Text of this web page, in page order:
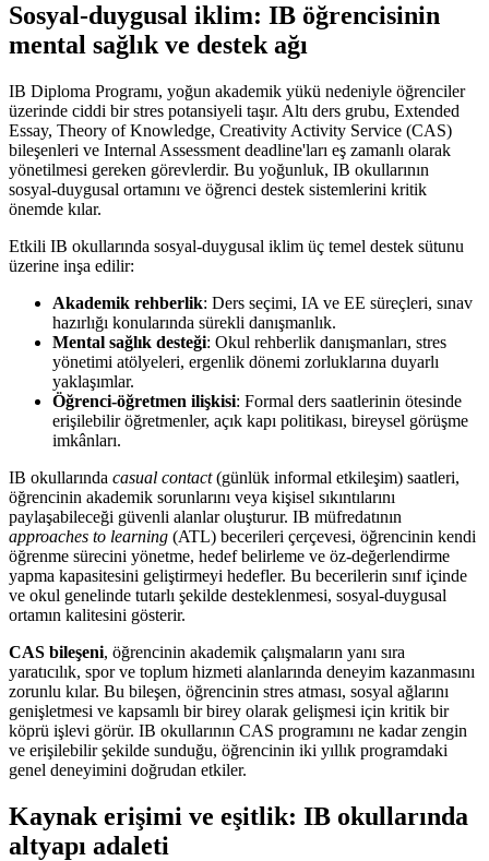
Sosyal-duygusal iklim: IB öğrencisinin
mental sağlık ve destek ağı
IB Diploma Programı, yoğun akademik yükü nedeniyle öğrenciler
üzerinde ciddi bir stres potansiyeli taşır. Altı ders grubu, Extended
Essay, Theory of Knowledge, Creativity Activity Service (CAS)
bileşenleri ve Internal Assessment deadline'ları eş zamanlı olarak
yönetilmesi gereken görevlerdir. Bu yoğunluk, IB okullarının
sosyal-duygusal ortamını ve öğrenci destek sistemlerini kritik
önemde kılar.
Etkili IB okullarında sosyal-duygusal iklim üç temel destek sütunu
üzerine inşa edilir:
Akademik rehberlik: Ders seçimi, IA ve EE süreçleri, sınav
hazırlığı konularında sürekli danışmanlık.
Mental sağlık desteği: Okul rehberlik danışmanları, stres
yönetimi atölyeleri, ergenlik dönemi zorluklarına duyarlı
yaklaşımlar.
Öğrenci-öğretmen ilişkisi: Formal ders saatlerinin ötesinde
erişilebilir öğretmenler, açık kapı politikası, bireysel görüşme
imkânları.
IB okullarında casual contact(günlük informal etkileşim) saatleri,
öğrencinin akademik sorunlarını veya kişisel sıkıntılarını
paylaşabileceği güvenli alanlar oluşturur. IB müfredatının
approaches to learning (ATL) becerileri çerçevesi, öğrencinin kendi
öğrenme sürecini yönetme, hedef belirleme ve öz-değerlendirme
yapma kapasitesini geliştirmeyi hedefler. Bu becerilerin sınıf içinde
ve okul genelinde tutarlı şekilde desteklenmesi, sosyal-duygusal
ortamın kalitesini gösterir.
CAS bileşeni, öğrencinin akademik çalışmaların yanı sıra
yaratıcılık, spor ve toplum hizmeti alanlarında deneyim kazanmasını
zorunlu kılar. Bu bileşen, öğrencinin stres atması, sosyal ağlarını
genişletmesi ve kapsamlı bir birey olarak gelişmesi için kritik bir
köprü işlevi görür. IB okullarının CAS programını ne kadar zengin
ve erişilebilir şekilde sunduğu, öğrencinin iki yıllık programdaki
genel deneyimini doğrudan etkiler.
Kaynak erişimi ve eşitlik: IB okullarında
altyapı adaleti